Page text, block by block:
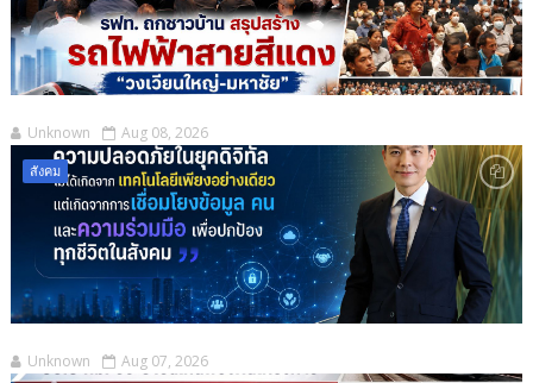
Unknown Aug 08, 2026
สังคม
Unknown Aug 07, 2026